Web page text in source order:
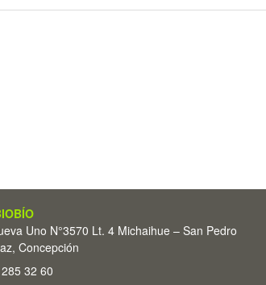
Uno N°3570 Lt. 4 Michaihue – San Pedro
Concepción
32 60